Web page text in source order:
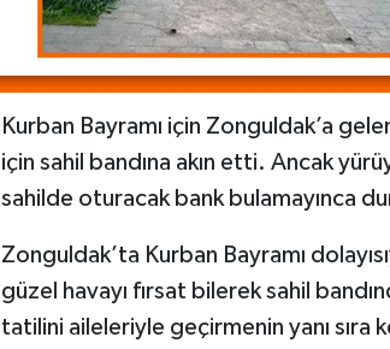
Kurban Bayramı için Zonguldak’a
için sahil bandına akın etti. Ancak
sahilde oturacak bank bulamayınca
Zonguldak’ta Kurban Bayramı
güzel havayı fırsat bilerek sahil
tatilini aileleriyle geçirmenin yanı